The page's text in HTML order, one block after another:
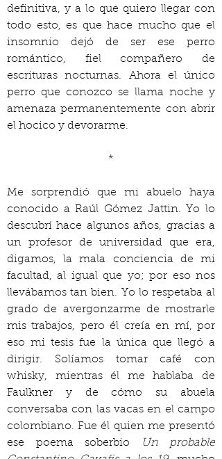
definitiva, y a lo que quiero llegar con
todo esto, es que hace mucho que el
insomnio dejó de ser ese perro
romántico, fiel compañero de
escrituras nocturnas. Ahora el único
perro que conozco se llama noche y
amenaza permanentemente con abrir
el hocico y devorarme.
*
Me sorprendió que mi abuelo haya
conocido a Raúl Gómez Jattin. Yo lo
descubrí hace algunos años, gracias a
un profesor de universidad que era,
digamos, la mala conciencia de mi
facultad, al igual que yo; por eso nos
llevábamos tan bien. Yo lo respetaba al
grado de avergonzarme de mostrarle
mis trabajos, pero él creía en mí, por
eso mi tesis fue la única que llegó a
dirigir. Solíamos tomar café con
whisky, mientras él me hablaba de
Faulkner y de cómo su abuela
conversaba con las vacas en el campo
colombiano. Fue él quien me presentó
ese poema soberbio
Un probable